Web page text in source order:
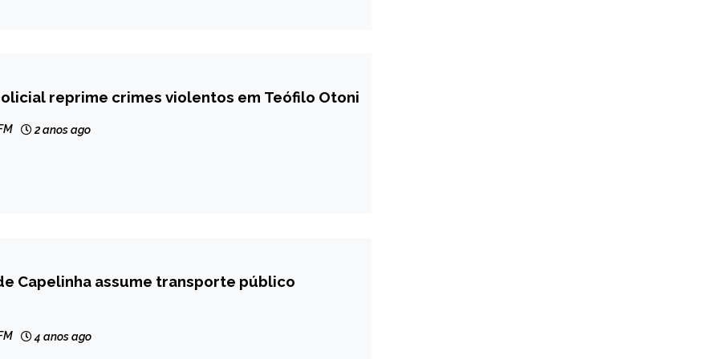
reprime crimes violentos em Teófilo Otoni
2 anos ago
Capelinha assume transporte público
4 anos ago